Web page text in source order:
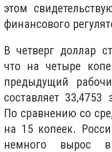
этом
финансового
В четверг доллар
что на четыре
предыдущий
составляет
По сравнению со
на 15 копеек.
немного вырос